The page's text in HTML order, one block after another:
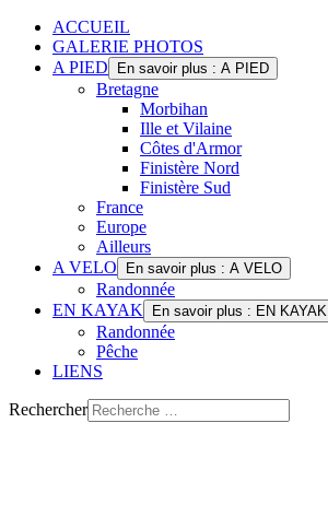
ACCUEIL
GALERIE PHOTOS
A PIED
En savoir plus : A PIED
Bretagne
Morbihan
Ille et Vilaine
Côtes d'Armor
Finistère Nord
Finistère Sud
France
Europe
Ailleurs
A VELO
En savoir plus : A VELO
Randonnée
EN KAYAK
En savoir plus : EN KAYAK
Randonnée
Pêche
LIENS
Rechercher